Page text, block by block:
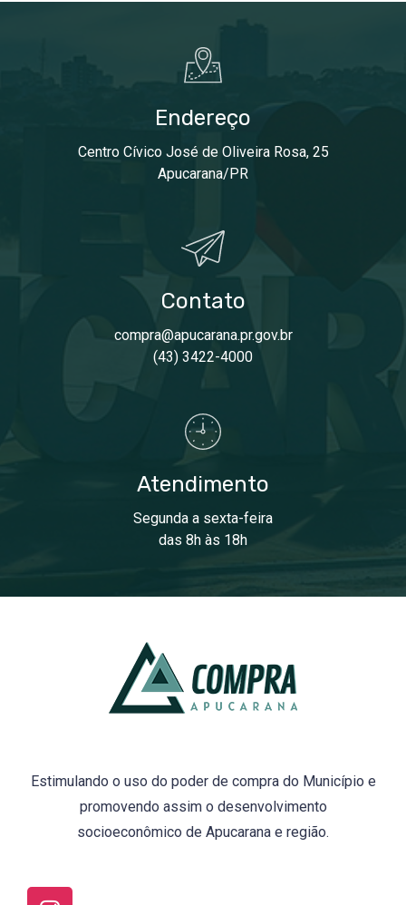
Endereço
Centro Cívico José de Oliveira Rosa, 25
Apucarana/PR
Contato
compra@apucarana.pr.gov.br
(43) 3422-4000
Atendimento
Segunda a sexta-feira
das 8h às 18h
Estimulando o uso do poder de compra do Município e
promovendo assim o desenvolvimento
socioeconômico de Apucarana e região.